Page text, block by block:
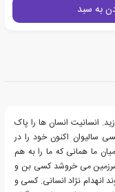
به سبد
انسانیت انسان ها را پاک
سالیوان اکنون خود را در
ما همانی که ما را به هم
می خروشد کسی بن و
انهدام نژاد انسانی. کسی و